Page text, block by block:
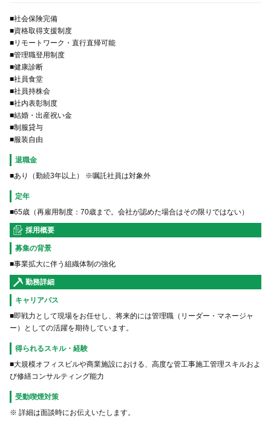
■社会保険完備
■資格取得支援制度
■リモートワーク・直行直帰可能
■管理職登用制度
■健康診断
■社員食堂
■社員持株会
■社内表彰制度
■結婚・出産祝い金
■制服貸与
■服装自由
退職金
■あり（勤続3年以上） ※嘱託社員は対象外
定年
■65歳（再雇用制度：70歳まで。会社が認めた場合はその限りではない）
採用概要
募集の背景
■事業拡大に伴う組織体制の強化
勤務詳細
キャリアパス
■即戦力として現場をお任せし、将来的には管理職（リーダー・マネージャ
ー）としての活躍を期待しています。
得られるスキル・経験
■大規模オフィスビルや商業施設における、高度な管工事施工管理スキルおよ
び修繕コンサルティング能力
受動喫煙対策
※ 詳細は面談時にお伝えいたします。